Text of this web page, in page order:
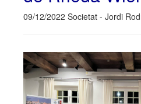
09/12/2022 Societat - Jordi